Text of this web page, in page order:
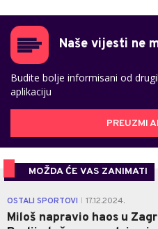
Naše vijesti ne
Budite bolje informisani od
aplikaciju
PREUZMI
MOŽDA ĆE VAS ZANIMATI
OSTALI SPORTOVI 17.12.2024.
Miloš napravio haos u